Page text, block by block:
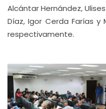
Alcántar Hernández,
Díaz, Igor Cerda Farías y
respectivamente.